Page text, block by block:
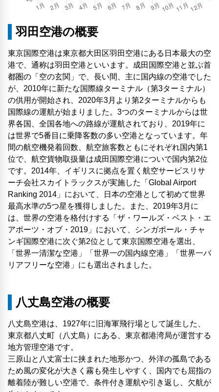
羽田空港の概要
東京国際空港は東京都大田区羽田空港にある日本最大の空
港で、通称は羽田空港といいます。成田国際空港と並ぶ首
都圏の「空の玄関」で、長い間、主に国内線の空港でした
が、2010年に新たな国際線ターミナル（第3ターミナル）
の供用が開始され、2020年3月より第2ターミナルからも
国際線の運航が始まりました。3つのターミナルからは世
界各国、全国各地への路線が運航されており、2019年に
は世界で5番目に乗降客数の多い空港となっています。年
間の航空機発着回数、航空旅客数ともにそれぞれ国内第1
位で、航空貨物取扱量は成田国際空港についで国内第2位
です。2014年、イギリスに拠点を置く航空サービスリサ
ーチ会社スカイトラックスが実施した「Global Airport
Ranking 2014」において、日本の空港として初めて世界
最高水準の5つ星を獲得しました。また、2019年3月に
は、世界の空港を格付けする「ザ・ワールズ・ベスト・エ
アポーツ・オブ・2019」において、シンガポール・チャ
ンギ国際空港に次ぐ第2位として東京国際空港を選出、
「世界一清潔な空港」「世界一の国内線空港」「世界一バ
リアフリーな空港」にも選出されました。
八丈島空港の概要
八丈島空港は、1927年に旧海軍飛行場として誕生した、
東京都八丈町（八丈島）にある、東京都港湾局が運営する
地方管理空港です。
三原山と八丈富士に挟まれた地形かつ、外洋の孤島である
ため風の変化が大きく霧も発生しやすく、国内でも屈指の
離着陸が難しい空港で、条件付き運航や引き返し、欠航が